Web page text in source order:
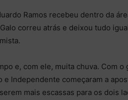
Ramos recebeu dentro da
correu atrás e deixou tudo
e, com ele, muita chuva. Com
e Independente começaram a
mais escassas para os dois